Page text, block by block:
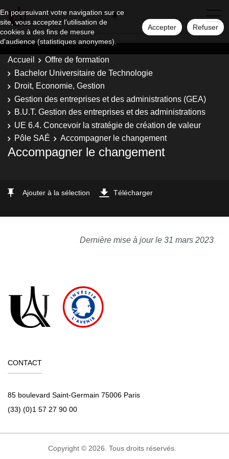
En poursuivant votre navigation sur ce
site, vous acceptez l'utilisation de
cookies à des fins de mesure
d'audience (statistiques anonymes).
Accepter Refuser
Accueil
Offre de formation
Bachelor Universitaire de Technologie
Droit, Economie, Gestion
Gestion des entreprises et des administrations (GEA)
B.U.T. Gestion des entreprises et des administrations
UE 6.4. Concevoir la stratégie de création de valeur
Pôle SAÉ
Accompagner le changement
Accompagner le changement
Ajouter à la sélection Télécharger
Dernière mise à jour le 31 mars 2023
CONTACT
85 boulevard Saint-Germain 75006 Paris
(33) (0)1 57 27 90 00
Copyright © 2026. Tous droits réservés.